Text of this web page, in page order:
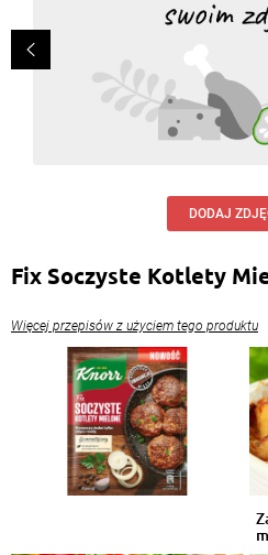
DODAJ
Fix Soczyste Kotlety
Więcej przepisów z użyciem tego produktu